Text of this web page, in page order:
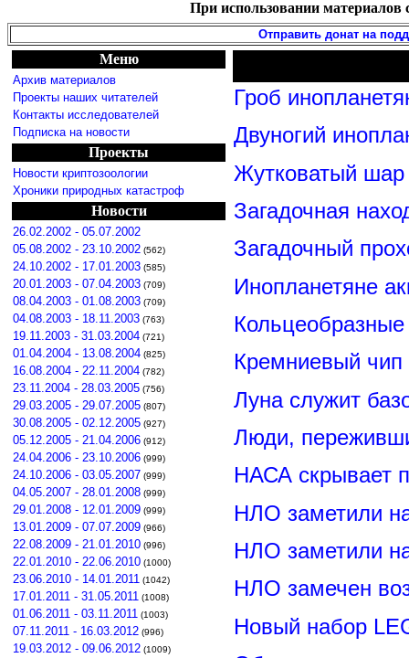
При использовании материалов
Отправить донат на
Меню
Архив материалов
Проекты наших читателей
Контакты исследователей
Подписка на новости
Проекты
Новости криптозоологии
Хроники природных катастроф
Новости
26.02.2002 - 05.07.2002
05.08.2002 - 23.10.2002 (562)
24.10.2002 - 17.01.2003 (585)
20.01.2003 - 07.04.2003 (709)
08.04.2003 - 01.08.2003 (709)
04.08.2003 - 18.11.2003 (763)
19.11.2003 - 31.03.2004 (721)
01.04.2004 - 13.08.2004 (825)
16.08.2004 - 22.11.2004 (782)
23.11.2004 - 28.03.2005 (756)
29.03.2005 - 29.07.2005 (807)
30.08.2005 - 02.12.2005 (927)
05.12.2005 - 21.04.2006 (912)
24.04.2006 - 23.10.2006 (999)
24.10.2006 - 03.05.2007 (999)
04.05.2007 - 28.01.2008 (999)
29.01.2008 - 12.01.2009 (999)
13.01.2009 - 07.07.2009 (966)
22.08.2009 - 21.01.2010 (996)
22.01.2010 - 22.06.2010 (1000)
23.06.2010 - 14.01.2011 (1042)
17.01.2011 - 31.05.2011 (1008)
01.06.2011 - 03.11.2011 (1003)
07.11.2011 - 16.03.2012 (996)
19.03.2012 - 09.06.2012 (1009)
Гроб
Двуногий
Жутковатый шар
Загадочная
Загадочный
Инопланетяне
Кремниевый
Луна служит
Люди,
НАСА скрывает
НЛО заметили
НЛО заметили
НЛО замечен
Новый набор